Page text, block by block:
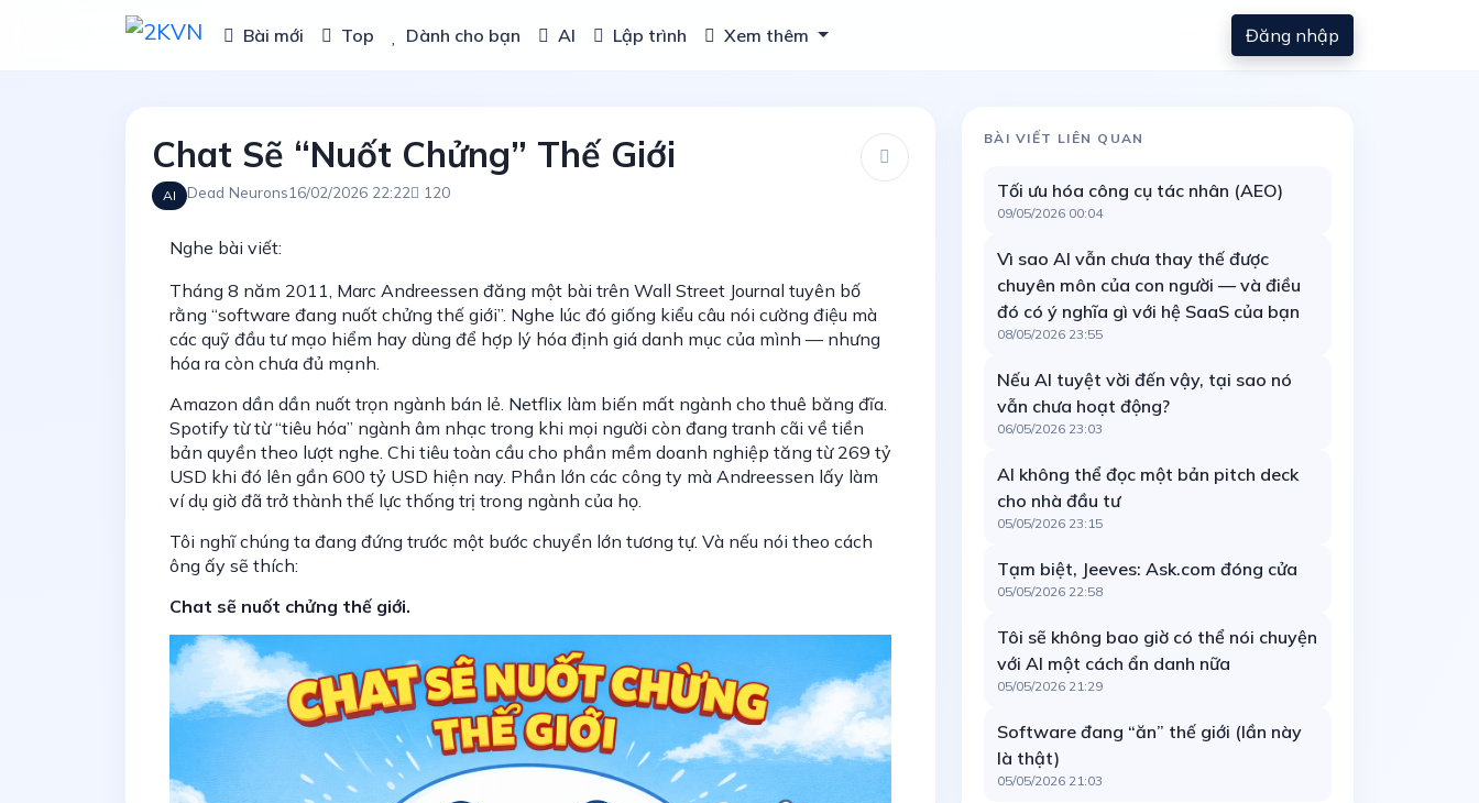
Bài mới Top Dành cho bạn AI Lập trình Xem thêm Đăng nhập
Chat Sẽ “Nuốt Chửng” Thế Giới
AI Dead Neurons16/02/2026 22:22 120
Nghe bài viết:
Tháng 8 năm 2011, Marc Andreessen đăng một bài trên Wall Street Journal tuyên bố
rằng “software đang nuốt chửng thế giới”. Nghe lúc đó giống kiểu câu nói cường điệu mà
các quỹ đầu tư mạo hiểm hay dùng để hợp lý hóa định giá danh mục của mình — nhưng
hóa ra còn chưa đủ mạnh.
Amazon dần dần nuốt trọn ngành bán lẻ. Netflix làm biến mất ngành cho thuê băng đĩa.
Spotify từ từ “tiêu hóa” ngành âm nhạc trong khi mọi người còn đang tranh cãi về tiền
bản quyền theo lượt nghe. Chi tiêu toàn cầu cho phần mềm doanh nghiệp tăng từ 269 tỷ
USD khi đó lên gần 600 tỷ USD hiện nay. Phần lớn các công ty mà Andreessen lấy làm
ví dụ giờ đã trở thành thế lực thống trị trong ngành của họ.
Tôi nghĩ chúng ta đang đứng trước một bước chuyển lớn tương tự. Và nếu nói theo cách
ông ấy sẽ thích:
Chat sẽ nuốt chửng thế giới.
BÀI VIẾT LIÊN QUAN
Tối ưu hóa công cụ tác nhân (AEO)
09/05/2026 00:04
Vì sao AI vẫn chưa thay thế được
chuyên môn của con người — và điều
đó có ý nghĩa gì với hệ SaaS của bạn
08/05/2026 23:55
Nếu AI tuyệt vời đến vậy, tại sao nó
vẫn chưa hoạt động?
06/05/2026 23:03
AI không thể đọc một bản pitch deck
cho nhà đầu tư
05/05/2026 23:15
Tạm biệt, Jeeves: Ask.com đóng cửa
05/05/2026 22:58
Tôi sẽ không bao giờ có thể nói chuyện
với AI một cách ẩn danh nữa
05/05/2026 21:29
Software đang “ăn” thế giới (lần này
là thật)
05/05/2026 21:03